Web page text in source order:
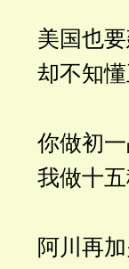
美国也
却不知
你做初一
我做十
阿川再